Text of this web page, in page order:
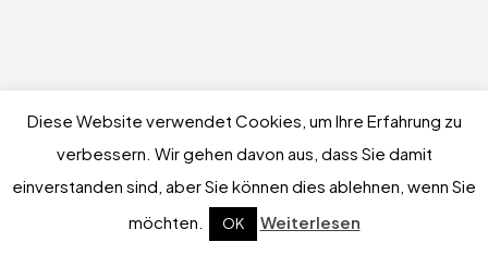
Diese Website verwendet Cookies, um Ihre Erfahrung zu
verbessern. Wir gehen davon aus, dass Sie damit
einverstanden sind, aber Sie können dies ablehnen, wenn Sie
möchten.
OK Weiterlesen